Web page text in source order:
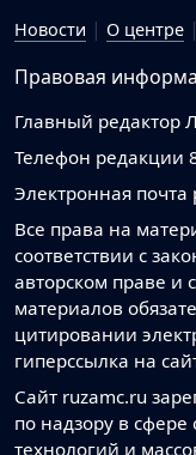
Новости О центре
Правовая
Главный редактор
Телефон редакции
Электронная почта
Все права на
соответствии с
авторском праве
материалов
цитировании
гиперссылка на
Сайт ruzamc.ru
по надзору в
технологий и